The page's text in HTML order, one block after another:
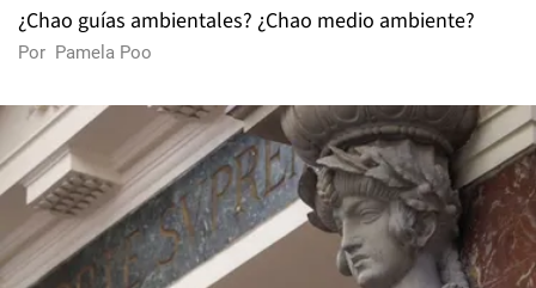
¿Chao guías ambientales? ¿Chao medio ambiente?
Por Pamela Poo